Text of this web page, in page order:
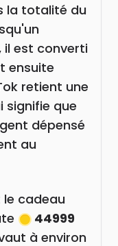
la totalité du
est converti
ensuite
retient une
signifie que
dépensé
au
le cadeau
44999
à environ